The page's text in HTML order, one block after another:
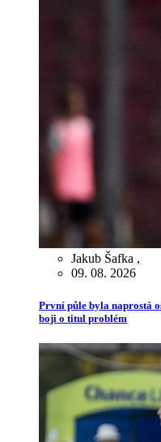
Jakub Šafka ,
09. 08. 2026
První půle byla naprostá
boji o titul problém